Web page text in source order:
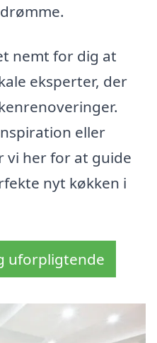
nemt for dig at
eksperter, der
eller
vi her for at guide
nyt køkken i
uforpligtende